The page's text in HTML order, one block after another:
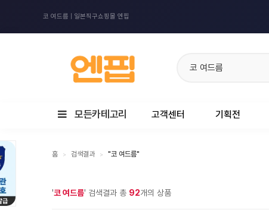
코 여드름 | 일본직구쇼핑몰 엔핍
모든카테고리 고객센터 기획전
홈 > 검색결과 > "코 여드름"
'코 여드름' 검색결과 총 92개의 상품